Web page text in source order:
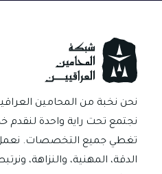
القانون
العراقي؟
نحن نخبة من المحامين
نجتمع تحت راية واحدة لنقدم
تغطي جميع التخصصات. نعمل
الدقة، المهنية، والنزاهة،